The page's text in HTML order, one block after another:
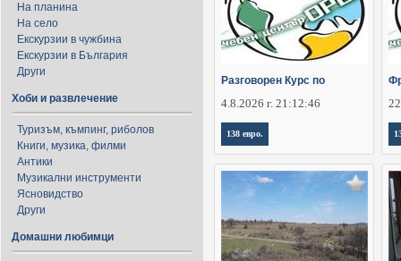
На планина
На село
Екскурзии в чужбина
Екскурзии в България
Други
Хоби и развлечение
Туризъм, къмпинг, риболов
Книги, музика, филми
Антики
Музикални инструменти
Ясновидство
Други
Домашни любимци
Разговорен Курс по
4.8.2026 г. 21:12:46
138 евро.